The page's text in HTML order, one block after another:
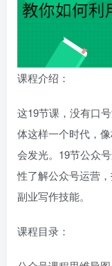
课程介绍：
这19节课，没有口
体这样一个时代，
会发光。19节公众
性了解公众号运营
副业写作技能。
课程目录：